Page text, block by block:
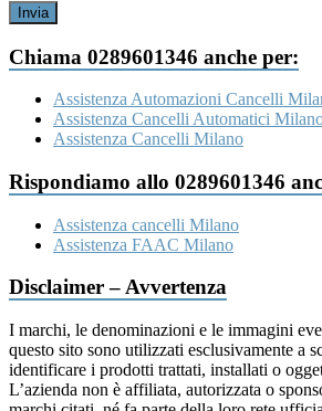
Invia
Chiama 0289601346 anche per:
Assistenza Automazioni Cancelli
Assistenza Cancelli Automatici
Assistenza Cancelli Milano
Rispondiamo allo 0289601346
Assistenza cancelli Milano
Assistenza FAAC Milano
Disclaimer – Avvertenza
I marchi, le denominazioni e le immagini
questo sito sono utilizzati esclusivamente a
identificare i prodotti trattati, installati o
L’azienda non è affiliata, autorizzata o